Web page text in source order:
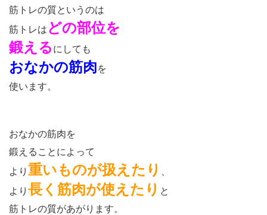
筋トレの質というのは
筋トレは どの部位を
鍛える にしても
おなかの筋肉を
使います。
おなかの筋肉を
鍛えることによって
より 重いものが扱えたり
より 長く筋肉が使えたり と
筋トレの質があがります。